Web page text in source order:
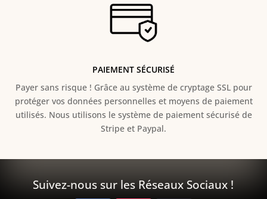
PAIEMENT SÉCURISÉ
Payer sans risque ! Grâce au système de cryptage SSL pour
protéger vos données personnelles et moyens de paiement
utilisés. Nous utilisons le système de paiement sécurisé de
Stripe et Paypal.
Suivez-nous sur les Réseaux Sociaux !